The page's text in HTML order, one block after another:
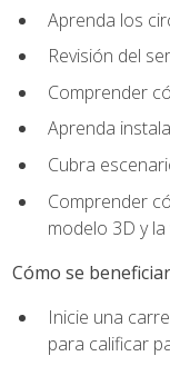
Aprenda los
Revisión del
Comprender
Aprenda
Cubra
Comprender
modelo 3D y
Cómo se
Inicie una
para calificar